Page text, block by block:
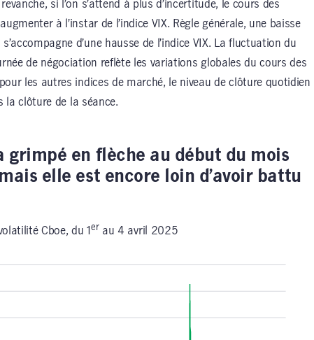
si l’on s’attend à plus d’incertitude, le cours des
à l’instar de l’indice VIX. Règle générale, une baisse
d’une hausse de l’indice VIX. La fluctuation du
de négociation reflète les variations globales du cours des
les autres indices de marché, le niveau de clôture quotidien
la clôture de la séance.
grimpé en flèche au début du mois
elle est encore loin d’avoir battu
Cboe, du 1 er au 4 avril 2025